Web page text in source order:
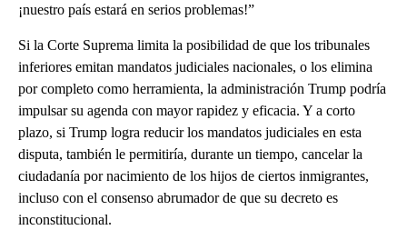
¡nuestro país estará en serios problemas!”
Si la Corte Suprema limita la posibilidad de que los tribunales
inferiores emitan mandatos judiciales nacionales, o los elimina
por completo como herramienta, la administración Trump podría
impulsar su agenda con mayor rapidez y eficacia. Y a corto
plazo, si Trump logra reducir los mandatos judiciales en esta
disputa, también le permitiría, durante un tiempo, cancelar la
ciudadanía por nacimiento de los hijos de ciertos inmigrantes,
incluso con el consenso abrumador de que su decreto es
inconstitucional.